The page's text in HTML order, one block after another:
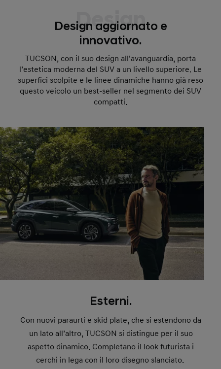
Design
Design aggiornato e
innovativo.
TUCSON, con il suo design all’avanguardia, porta
l’estetica moderna del SUV a un livello superiore. Le
superfici scolpite e le linee dinamiche hanno già reso
questo veicolo un best-seller nel segmento dei SUV
compatti.
Esterni.
Con nuovi paraurti e skid plate, che si estendono da
un lato all’altro, TUCSON si distingue per il suo
aspetto dinamico. Completano il look futurista i
cerchi in lega con il loro disegno slanciato.